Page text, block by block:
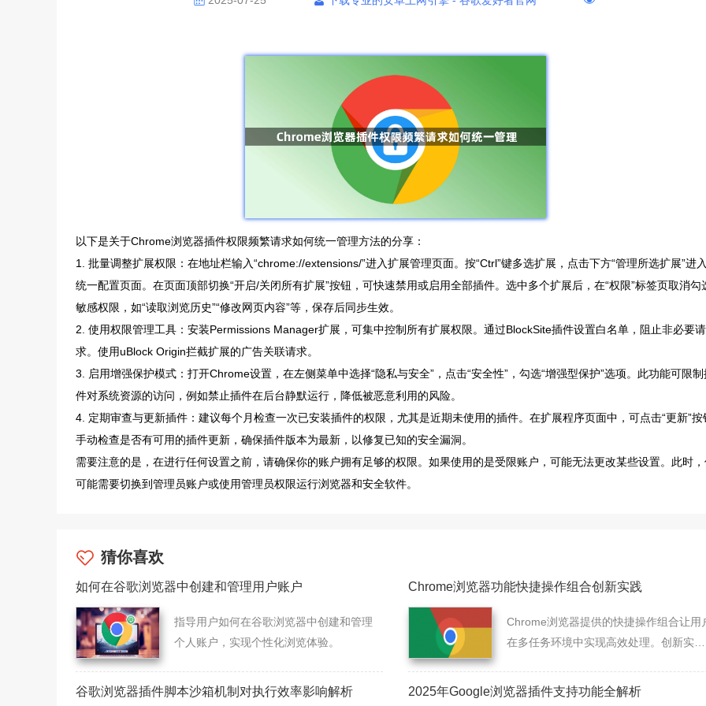
以下是关于Chrome浏览器插件权限频繁请求如何统一管理方法的分享：
1. 批量调整扩展权限：在地址栏输入“chrome://extensions/”进入扩展管理页面。按“Ctrl”键多选扩展，点击下方“管理所选扩展”进入
统一配置页面。在页面顶部切换“开启/关闭所有扩展”按钮，可快速禁用或启用全部插件。选中多个扩展后，在“权限”标签页取消勾
敏感权限，如“读取浏览历史”“修改网页内容”等，保存后同步生效。
2. 使用权限管理工具：安装Permissions Manager扩展，可集中控制所有扩展权限。通过BlockSite插件设置白名单，阻止非必要请
求。使用uBlock Origin拦截扩展的广告关联请求。
3. 启用增强保护模式：打开Chrome设置，在左侧菜单中选择“隐私与安全”，点击“安全性”，勾选“增强型保护”选项。此功能可限制
件对系统资源的访问，例如禁止插件在后台静默运行，降低被恶意利用的风险。
4. 定期审查与更新插件：建议每个月检查一次已安装插件的权限，尤其是近期未使用的插件。在扩展程序页面中，可点击“更新”按
手动检查是否有可用的插件更新，确保插件版本为最新，以修复已知的安全漏洞。
需要注意的是，在进行任何设置之前，请确保你的账户拥有足够的权限。如果使用的是受限账户，可能无法更改某些设置。此时
可能需要切换到管理员账户或使用管理员权限运行浏览器和安全软件。
猜你喜欢
如何在谷歌浏览器中创建和管理用户账户
指导用户如何在谷歌浏览器中创建和管理
个人账户，实现个性化浏览体验。
Chrome浏览器功能快捷操作组合创新实践
Chrome浏览器提供的快捷操作组合让用
在多任务环境中实现高效处理。创新实践
任务，全面提升浏览与办公效率。
谷歌浏览器插件脚本沙箱机制对执行效率影响解析 2025年Google浏览器插件支持功能全解析